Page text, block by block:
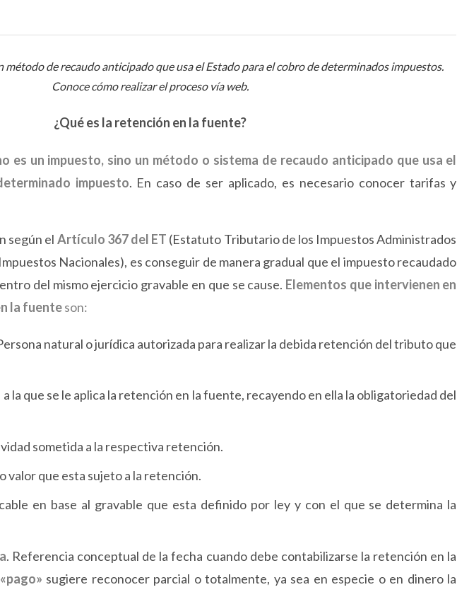
método de recaudo anticipado que usa el Estado para el cobro de determinados impuestos.
Conoce cómo realizar el proceso vía web.
¿Qué es la retención en la fuente?
es un impuesto, sino un método o sistema de recaudo anticipado que usa el
impuesto. En caso de ser aplicado, es necesario conocer tarifas y
según el Artículo 367 del ET (Estatuto Tributario de los Impuestos Administrados
Nacionales), es conseguir de manera gradual que el impuesto recaudado
del mismo ejercicio gravable en que se cause. Elementos que intervienen en
la fuenteson:
natural o jurídica autorizada para realizar la debida retención del tributo que
a la que se le aplica la retención en la fuente, recayendo en ella la obligatoriedad del
sometida a la respectiva retención.
valor que esta sujeto a la retención.
en base al gravable que esta definido por ley y con el que se determina la
. Referencia conceptual de la fecha cuando debe contabilizarse la retención en la
«pago» sugiere reconocer parcial o totalmente, ya sea en especie o en dinero la